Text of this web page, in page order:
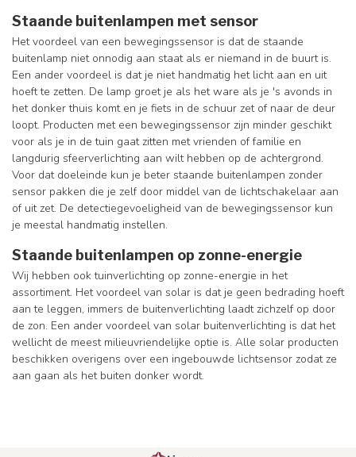
Staande buitenlampen met sensor
Het voordeel van een bewegingssensor is dat de staande
buitenlamp niet onnodig aan staat als er niemand in de buurt is.
Een ander voordeel is dat je niet handmatig het licht aan en uit
hoeft te zetten. De lamp groet je als het ware als je 's avonds in
het donker thuis komt en je fiets in de schuur zet of naar de deur
loopt. Producten met een bewegingssensor zijn minder geschikt
voor als je in de tuin gaat zitten met vrienden of familie en
langdurig sfeerverlichting aan wilt hebben op de achtergrond.
Voor dat doeleinde kun je beter staande buitenlampen zonder
sensor pakken die je zelf door middel van de lichtschakelaar aan
of uit zet. De detectiegevoeligheid van de bewegingssensor kun
je meestal handmatig instellen.
Staande buitenlampen op zonne-energie
Wij hebben ook tuinverlichting op zonne-energie in het
assortiment. Het voordeel van solar is dat je geen bedrading hoeft
aan te leggen, immers de buitenverlichting laadt zichzelf op door
de zon. Een ander voordeel van solar buitenverlichting is dat het
wellicht de meest milieuvriendelijke optie is. Alle solar producten
beschikken overigens over een ingebouwde lichtsensor zodat ze
aan gaan als het buiten donker wordt.